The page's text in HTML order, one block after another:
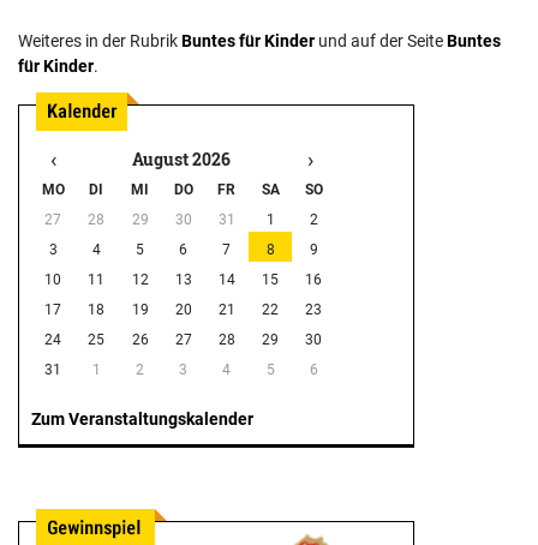
Weiteres in der RubrikBuntes für Kinder und auf der SeiteBuntes
für Kinder.
‹ August 2026 ›
MO DI MI DO FR SA
SO
27
28 29 30 31 1
2
3
4 5 6 7 8
9
10
11 12 13 14 15
16
17
18 19 20 21 22
23
24
25 26 27 28 29
30
31
1 2 3 4 5 6
Zum Veranstaltungskalender